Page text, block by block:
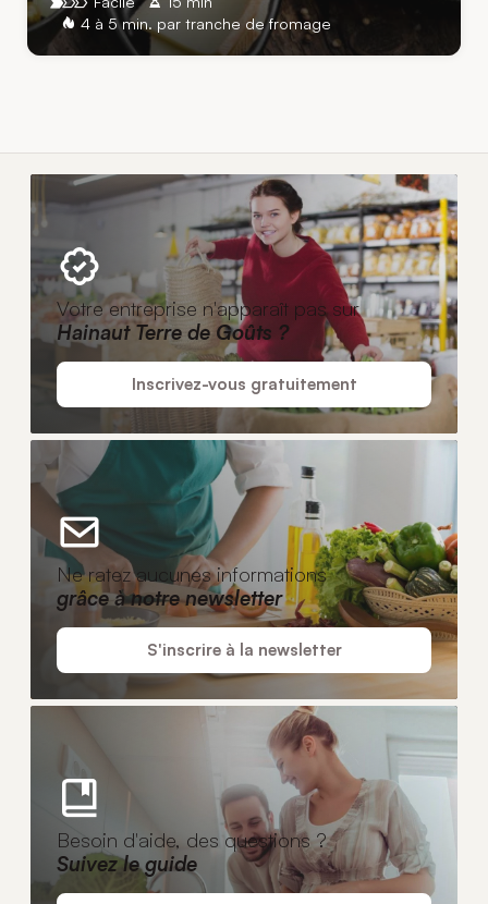
4 à 5 min. par tranche de fromage
Votre entreprise n'apparaît pas sur
Hainaut Terre de Goûts ?
Inscrivez-vous gratuitement
Ne ratez aucunes informations
grâce à notre newsletter
S'inscrire à la newsletter
Besoin d'aide, des questions ?
Suivez le guide